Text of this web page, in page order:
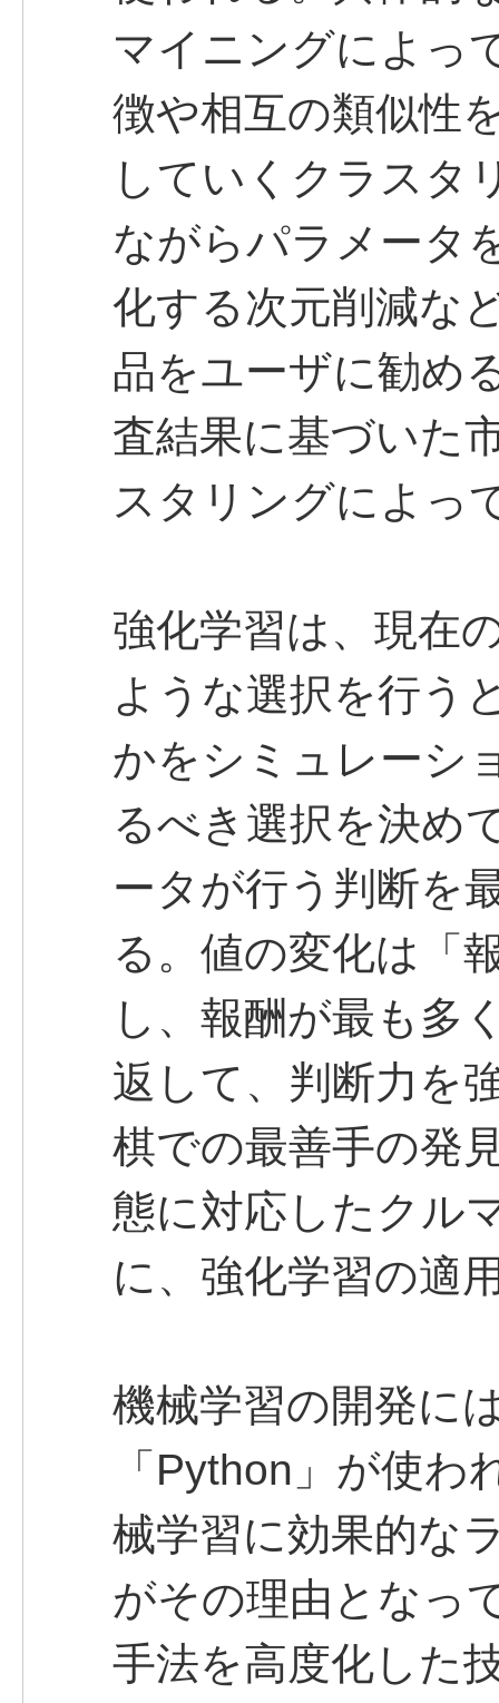
マイニングによっ
徴や相互の類似性
していくクラスタ
ながらパラメータ
化する次元削減な
品をユーザに勧め
査結果に基づいた
スタリングによっ
強化学習は、現在
ような選択を行う
かをシミュレーシ
るべき選択を決め
ータが行う判断を
る。値の変化は「
し、報酬が最も多
返して、判断力を
棋での最善手の発
態に対応したクル
に、強化学習の適
機械学習の開発に
「Python」が使
械学習に効果的な
がその理由となっ
手法を高度化した